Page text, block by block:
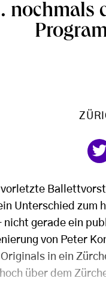
nochmals
Unterschied zum
nicht gerade ein
von Peter
in ein
über dem